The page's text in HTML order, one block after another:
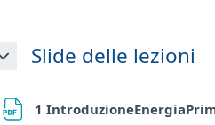
MinimizzaSlide delle lezioni
1